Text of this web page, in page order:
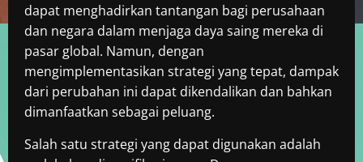
dapat menghadirkan tantangan bagi perusahaan
dan negara dalam menjaga daya saing mereka di
pasar global. Namun, dengan
mengimplementasikan strategi yang tepat, dampak
dari perubahan ini dapat dikendalikan dan bahkan
dimanfaatkan sebagai peluang.
Salah satu strategi yang dapat digunakan adalah